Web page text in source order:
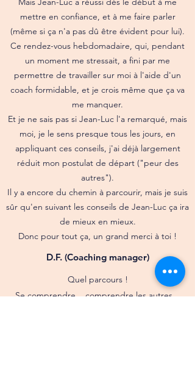
mettre en confiance, et à me faire parler
(même si ça n'a pas dû être évident pour lui).
Ce rendez-vous hebdomadaire, qui, pendant
un moment me stressait, a fini par me
permettre de travailler sur moi à l'aide d'un
coach formidable, et je crois même que ça va
me manquer.
Et je ne sais pas si Jean-Luc l'a remarqué, mais
moi, je le sens presque tous les jours, en
appliquant ces conseils, j'ai déjà largement
réduit mon postulat de départ ("peur des
autres").
Il y a encore du chemin à parcourir, mais je suis
sûr qu'en suivant les conseils de Jean-Luc ça ira
de mieux en mieux.
Donc pour tout ça, un grand merci à toi !
D.F. (Coaching manager)
Quel parcours !
Se comprendre... comprendre les autres...